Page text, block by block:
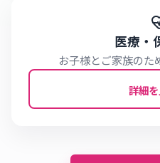
医療・
お子様とご家族の
詳細